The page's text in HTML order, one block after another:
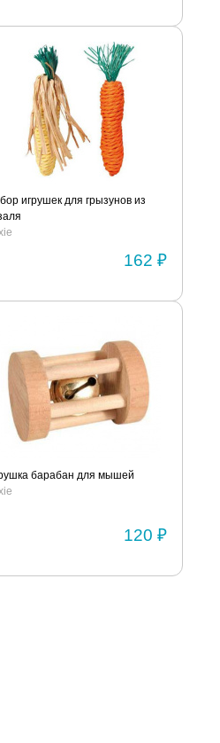
игрушек для грызунов из
162 ₽
барабан для мышей
120 ₽